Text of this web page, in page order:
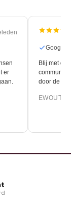
er
Google
Blij met de
door de
EWOUT